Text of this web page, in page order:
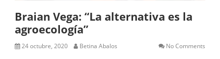
Braian Vega: “La alternativa es la
agroecología”
24 octubre, 2020 Betina Abalos No Comments